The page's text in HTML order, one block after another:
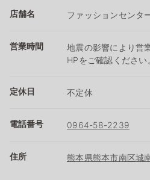
店舗名 ファッションセンタ
営業時間
地震の影響により営
HPをご確認ください
定休日 不定休
電話番号 0964-58-2239
住所 熊本県熊本市南区城